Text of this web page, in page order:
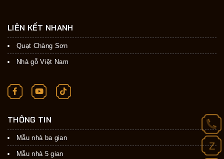
LIÊN KẾT NHANH
Quạt Chàng Sơn
Nhà gỗ Việt Nam
THÔNG TIN
Mẫu nhà ba gian
Mẫu nhà 5 gian
Z